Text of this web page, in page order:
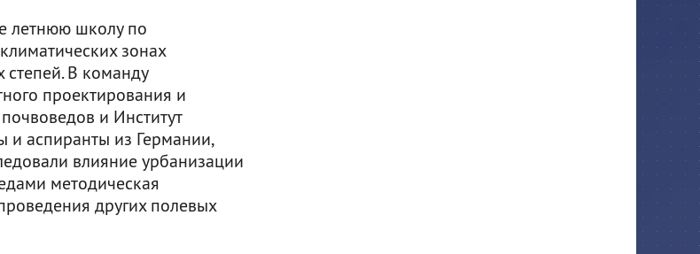
летнюю школу по
зонах
степей. В команду
проектирования и
и Институт
и аспиранты из Германии,
влияние урбанизации
методическая
других полевых